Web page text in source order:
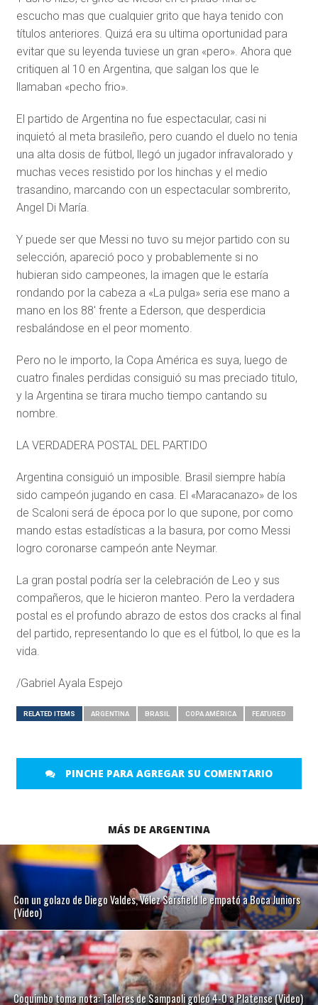
escucho mas que cualquier grito que haya tenido con
títulos anteriores. Quizá era su ultima oportunidad para
evitar que su leyenda tuviese un gran «pero». Ahora que
critiquen al 10 en Argentina, que salgan los que le
llamaban «pecho frio».
El partido de Argentina no fue espectacular, casi ni
inquietó al meta brasileño, pero cuando el duelo no tenia
una alta dosis de fútbol, llegó un jugador infravalorado y
muchas veces resistido por los hinchas y el medio
trasandino, marcando con un espectacular sombrerito,
Angel Di María.
Y puede ser que Messi no tuvo su mejor partido con su
selección, apareció poco y probablemente si no
hubieran sido campeones, la imagen que le estaría
rondando por la cabeza a «La pulga» seria ese mano a
mano en los 88′ frente a Ederson, que desperdicia
resbalándose en el peor momento.
Pero no le importo, la Copa América es suya, luego de
cuatro finales perdidas consiguió su mas preciado titulo,
y la Argentina se tirara mucho tiempo cantando su
nombre.
LA VERDADERA POSTAL DEL PARTIDO
Argentina consiguió un imposible. Brasil siempre había
sido campeón jugando en casa. El «Maracanazo» de los
de Scaloni será de época por lo que supone, por como
mando estas estadísticas a la basura, por como Messi
logro coronarse campeón ante Neymar.
La gran postal podría ser la celebración de Leo y sus
compañeros, que le hicieron manteo. Pero la verdadera
postal es el profundo abrazo de estos dos cracks al final
del partido, representando lo que es el fútbol, lo que es la
vida.
/Gabriel Ayala Espejo
RELATED ITEMS ARGENTINA BRASIL COPA AMÉRICA FEATURED
PINCHE PARA AGREGAR SU COMENTARIO
MÁS DE ARGENTINA
Con un golazo de Diego Valdes, Vélez Sarsfield le empató a Boca Juniors
(Video)
Coquimbo toma nota: Talleres de Sampaoli goleó 4-0 a Platense (Video)